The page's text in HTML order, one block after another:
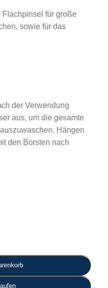
Flachpinsel für große
sowie für das
der Verwendung
aus, um die gesamte
Hängen
den Borsten nach